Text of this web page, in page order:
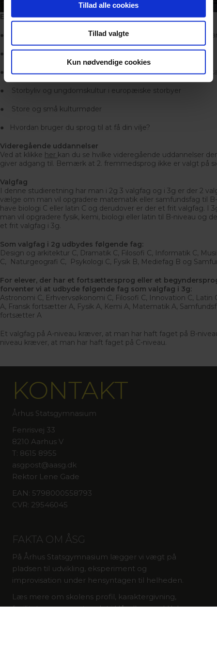
Tillad alle cookies
Tillad valgte
Kun nødvendige cookies
Eksempler på aktiviteter og tværfaglige emner:
● Udvekslingsophold og rejser til Spanien, Frankrig, og/eller
● Migration på tværs af landegrænser
● Klimaudfordringen og løsninger i Europa, Latinamerika,
● Storbyliv og ungdomskultur i europæiske storbyer
● Store og små kulturmøder
● Hvordan bruger du sprog til at få din vilje?
Videregående uddannelser
Ved at klikke her kan du se hvilke videregående uddannelser
giver adgang til. Bemærk at 2. fremmedsprog ikke er valgt på
Valgfag
I denne studieretning har man i 2g 3 valgfag og i 3g er der 2
vælge om man vil opgradere matematik eller samfundsfag til
have biologi C eller latin C og derudover er der et frit valgfag. I
man vil opgradere fysik, kemi, biologi eller latin til B-niveau og
et frit valgfag i 3g.
Som valgfag i 2g udbydes følgende fag:
Design og arkitektur C, Dramatik C, Filosofi C, Informatik C,
C, Naturgeografi C, Psykologi C, Fysik B, Mediefag B og
For elever, der har et fortsættersprog eller et
forventer vi at udbyde følgende fag som valgfag i 3g:
​​​​​​​Astronomi C, Erhvervsøkonomi C, Filosofi C, Innovation C, Latin
A, Fransk fortsætter A, Fysik A, Kemi A, Matematik A,
fortsætter A
Et valgfag på A-niveau kræver, at man har haft faget på B-
niveau kræver, at man har haft faget på C-niveau.
KONTAKT
Århus Statsgymnasium
Fenrisvej 33
8210 Aarhus V
T: 8615 8955
asgpost@aasg.dk
Rektor Lene Gade
EAN: 5798000558793
CVR: 29546045
FAKTA OM ÅSG
På Århus Statsgymnasium lægger vi vægt på
pladsen til udvikling, eksperiment og
improvisation under hensyntagen til helheden.
Læs mere om skolens profil, karaktergivning,
faciliteter og meget andet i Håndbogen: klikher.